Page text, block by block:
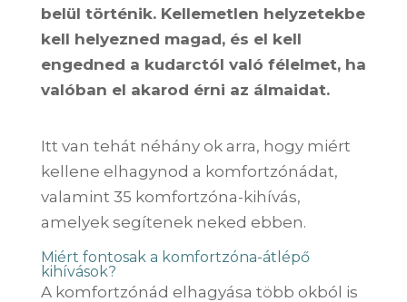
belül történik. Kellemetlen helyzetekbe
kell helyezned magad, és el kell
engedned a kudarctól való félelmet, ha
valóban el akarod érni az álmaidat.
Itt van tehát néhány ok arra, hogy miért
kellene elhagynod a komfortzónádat,
valamint 35 komfortzóna-kihívás,
amelyek segítenek neked ebben.
Miért fontosak a komfortzóna-átlépő
kihívások?
A komfortzónád elhagyása több okból is